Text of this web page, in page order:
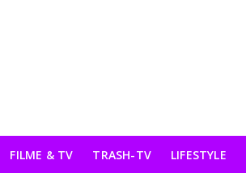
FILME & TV TRASH-TV LIFESTYLE